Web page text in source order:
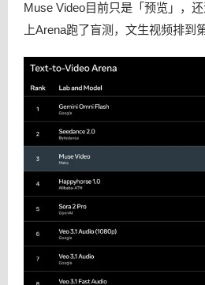
Muse Video目前只是「预览」，
上Arena跑了盲测，文生视频排到第